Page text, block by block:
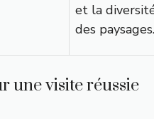
et la
des paysages.
une visite réussie